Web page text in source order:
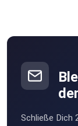
Schließe Dich